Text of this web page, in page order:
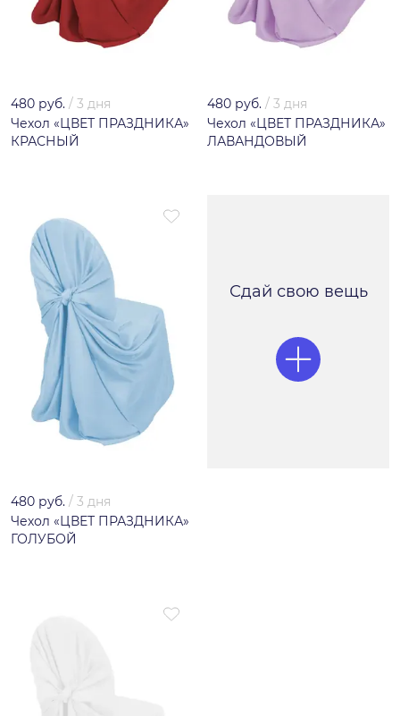
480 руб. / 3 дня
Чехол «ЦВЕТ ПРАЗДНИКА»
КРАСНЫЙ
480 руб. / 3 дня
Чехол «ЦВЕТ ПРАЗДНИКА»
ЛАВАНДОВЫЙ
480 руб. / 3 дня
Чехол «ЦВЕТ ПРАЗДНИКА»
ГОЛУБОЙ
Сдай свою вещь